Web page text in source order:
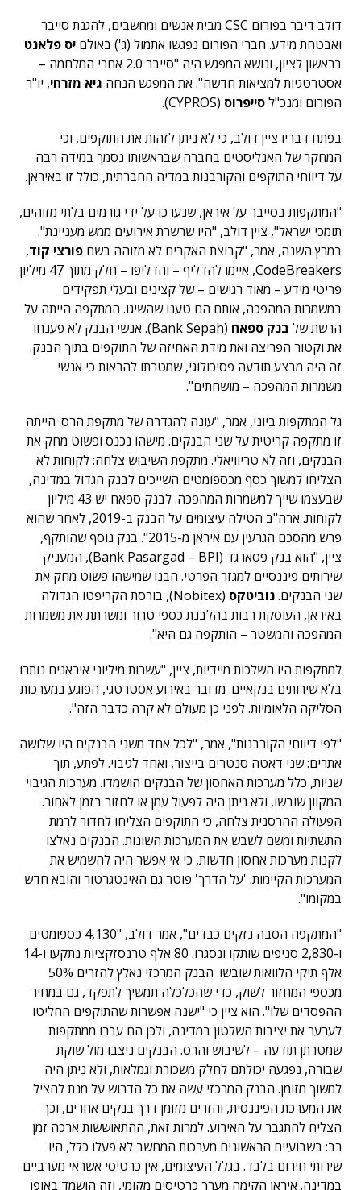
דולב דיבר בפורום CSC מבית אנשים ומחשבים, להגנת סייבר
ואבטחת מידע. חברי הפורום נפגשו אתמול (ג') באולם יס פלאנט
בראשון לציון, ונושא המפגש היה "סייבר 2.0 אחרי המלחמה –
אסטרטגיות למציאות חדשה". את המפגש הנחה גיא מזרחי, יו"ר
הפורום ומנכ"לסייפרוס (CYPROS).
בפתח דבריו ציין דולב, כי לא ניתן לזהות את התוקפים, וכי
המחקר של האנליסטים בחברה שבראשותו נסמך במידה רבה
על דיווחי התוקפים והקורבנות במדיה החברתית, כולל זו באיראן.
"המתקפות בסייבר על איראן, שנערכו על ידי גורמים בלתי מזוהים,
תומכי ישראל", ציין דולב, "היו שרשרת אירועים ממש מעניינת".
במרץ השנה, אמר, "קבוצת האקרים לא מזוהה בשם פורצי קוד,
CodeBreakers, איימו להדליף – והדליפו – חלק מתוך 47 מיליון
פריטי מידע – מאוד רגישים – של קצינים ובעלי תפקידים
במשמרות המהפכה, אותם הם טענו שהשיגו. המתקפה הייתה על
הרשת של בנק ספאח
(Bank Sepah). אנשי הבנק לא פענחו
את וקטור הפריצה ואת מידת האחיזה של התוקפים בתוך הבנק.
זה היה מבצע תודעה פסיכולוגי, שמטרתו להראות כי אנשי
משמרות המהפכה – מושחתים".
גל המתקפות ביוני, אמר, "עונה להגדרה של מתקפת הרס. הייתה
זו מתקפה קריטית על שני הבנקים. מישהו נכנס ופשוט מחק את
הבנקים, וזה לא טריוויאלי. מתקפת השיבוש צלחה: לקוחות לא
הצליחו למשוך כסף מכספומטים השייכים לבנק הגדול במדינה,
שבעצמו שייך למשמרות המהפכה. לבנק ספאח יש 43 מיליון
לקוחות. ארה"ב הטילה עיצומים על הבנק ב-2019, לאחר שהוא
פרש מהסכם הגרעין עם איראן מ-2015". בנק נוסף שהותקף,
ציין, "הוא בנק פסארגד (Bank Pasargad – BPI), המעניק
שירותים פיננסיים למגזר הפרטי. הבנו שמישהו פשוט מחק את
שני הבנקים.נוביטקס
(Nobitex), בורסת הקריפטו הגדולה
באיראן, העוסקת רבות בהלבנת כספי טרור ומשרתת את משמרות
המהפכה והמשטר – הותקפה גם היא".
למתקפות היו השלכות מיידיות, ציין, "עשרות מיליוני איראנים נותרו
בלא שירותים בנקאיים. מדובר באירוע אסטרטגי, הפוגע במערכות
הסליקה הלאומיות. לפני כן מעולם לא קרה כדבר הזה".
"לפי דיווחי הקורבנות", אמר, "לכל אחד משני הבנקים היו שלושה
אתרים: שני דאטה סנטרים בייצור, ואחד לגיבוי. לפתע, תוך
שניות, כלל מערכות האחסון של הבנקים הושמדו. מערכות הגיבוי
המקוון שובשו, ולא ניתן היה לפעול עמן או לחזור בזמן לאחור.
הפעולה ההרסנית צלחה, כי התוקפים הצליחו לחדור לרמת
התשתיות ומשם לשבש את המערכות השונות. הבנקים נאלצו
לקנות מערכות אחסון חדשות, כי אי אפשר היה להשמיש את
המערכות הקיימות. 'על הדרך' פוטר גם האינטגרטור והובא חדש
במקומו".
"המתקפה הסבה נזקים כבדים", אמר דולב, "4,130 כספומטים
ו-2,830 סניפים שותקו ונסגרו. 80 אלף טרנסזקציות נתקעו ו-14
אלף תיקי הלוואות שובשו. הבנק המרכזי נאלץ להזרים 50%
מכספי המחזור לשוק, כדי שהכלכלה תמשיך לתפקד, גם במחיר
ההפסדים שלו". הוא ציין כי "ישנה אפשרות שהתוקפים החליטו
לערער את יציבות השלטון במדינה, ולכן הם עברו ממתקפות
שמטרתן תודעה – לשיבוש והרס. הבנקים ניצבו מול שוקת
שבורה, נפגעה יכולתם לחלק משכורת וגמלאות, ולא ניתן היה
למשוך מזומן. הבנק המרכזי עשה את כל הדרוש על מנת להציל
את המערכת הפיננסית, והזרים מזומן דרך בנקים אחרים, וכך
הצליח להתגבר על האירוע. למרות זאת, ההתאוששות ארכה זמן
רב: בשבועיים הראשונים מערכות המחשב לא פעלו כלל, היו
שירותי חירום בלבד. בגלל העיצומים, אין כרטיסי אשראי מערביים
במדינה. איראן הקימה מערך כרטיסים מקומי, וזה הושמד באופן